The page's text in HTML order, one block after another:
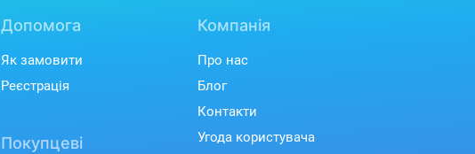
Допомога
Як замовити
Реєстрація
Покупцеві
Компанія
Про нас
Блог
Контакти
Угода користувача